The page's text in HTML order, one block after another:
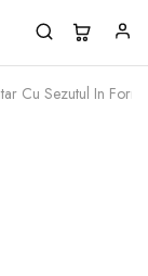
Cu Sezutul In